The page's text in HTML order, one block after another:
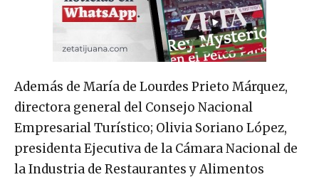
Además de María de Lourdes Prieto Márquez,
directora general del Consejo Nacional
Empresarial Turístico; Olivia Soriano López,
presidenta Ejecutiva de la Cámara Nacional de
la Industria de Restaurantes y Alimentos